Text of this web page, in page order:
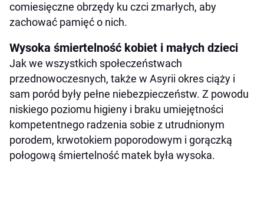
comiesięczne obrzędy ku czci zmarłych, aby
zachować pamięć o nich.
Wysoka śmiertelność kobiet i małych dzieci
Jak we wszystkich społeczeństwach
przednowoczesnych, także w Asyrii okres ciąży i
sam poród były pełne niebezpieczeństw. Z powodu
niskiego poziomu higieny i braku umiejętności
kompetentnego radzenia sobie z utrudnionym
porodem, krwotokiem poporodowym i gorączką
połogową śmiertelność matek była wysoka.